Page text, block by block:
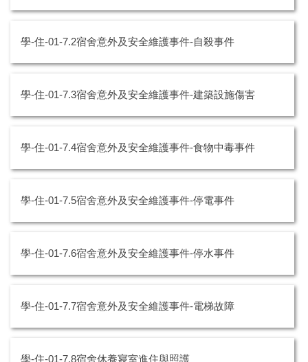
學-住-01-7.2宿舍意外及安全維護事件-自殺事件
學-住-01-7.3宿舍意外及安全維護事件-建築設施傷害
學-住-01-7.4宿舍意外及安全維護事件-食物中毒事件
學-住-01-7.5宿舍意外及安全維護事件-停電事件
學-住-01-7.6宿舍意外及安全維護事件-停水事件
學-住-01-7.7宿舍意外及安全維護事件-電梯故障
學-住-01-7.8宿舍休養寢室進住與照護